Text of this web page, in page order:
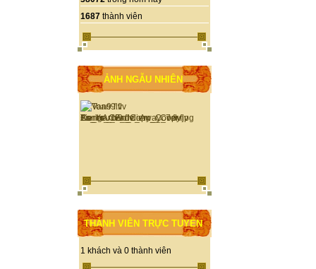
1687 thành viên
ẢNH NGẪU NHIÊN
THÀNH VIÊN TRỰC TUYẾN
1 khách và 0 thành viên